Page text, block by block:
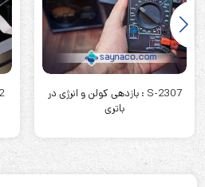
S-2307 : بازدهی کولن و انرژی در
باتری